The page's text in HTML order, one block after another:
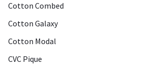
Cotton Combed
Cotton Galaxy
Cotton Modal
CVC Pique